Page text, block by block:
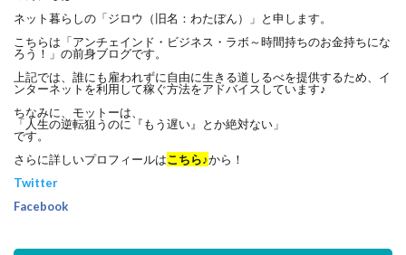
ネット暮らしの「ジロウ（旧名：わたぼん）」と申します。
こちらは「アンチェインド・ビジネス・ラボ～時間持ちのお金持ちにな
ろう！」の前身ブログです。
上記では、誰にも雇われずに自由に生きる道しるべを提供するため、イ
ンターネットを利用して稼ぐ方法をアドバイスしています♪
ちなみに、モットーは、
「人生の逆転狙うのに『もう遅い』とか絶対ない」
です。
さらに詳しいプロフィールはこちら♪から！
Twitter
Facebook